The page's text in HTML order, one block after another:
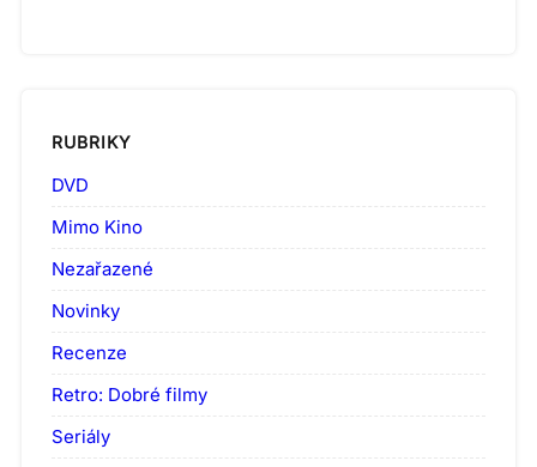
RUBRIKY
DVD
Mimo Kino
Nezařazené
Novinky
Recenze
Retro: Dobré filmy
Seriály